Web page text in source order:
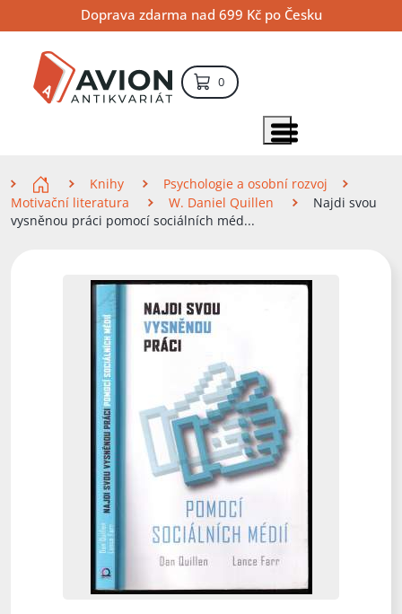
na
obsah
na
navigaci
na
vyhledávání
Doprava zdarma nad 699 Kč po Česku
0položek – košík
Zobrazit položky menu
Knihy
Psychologie a osobní rozvoj
Motivační literatura
W. Daniel Quillen
Najdi svou
vysněnou práci pomocí sociálních méd...